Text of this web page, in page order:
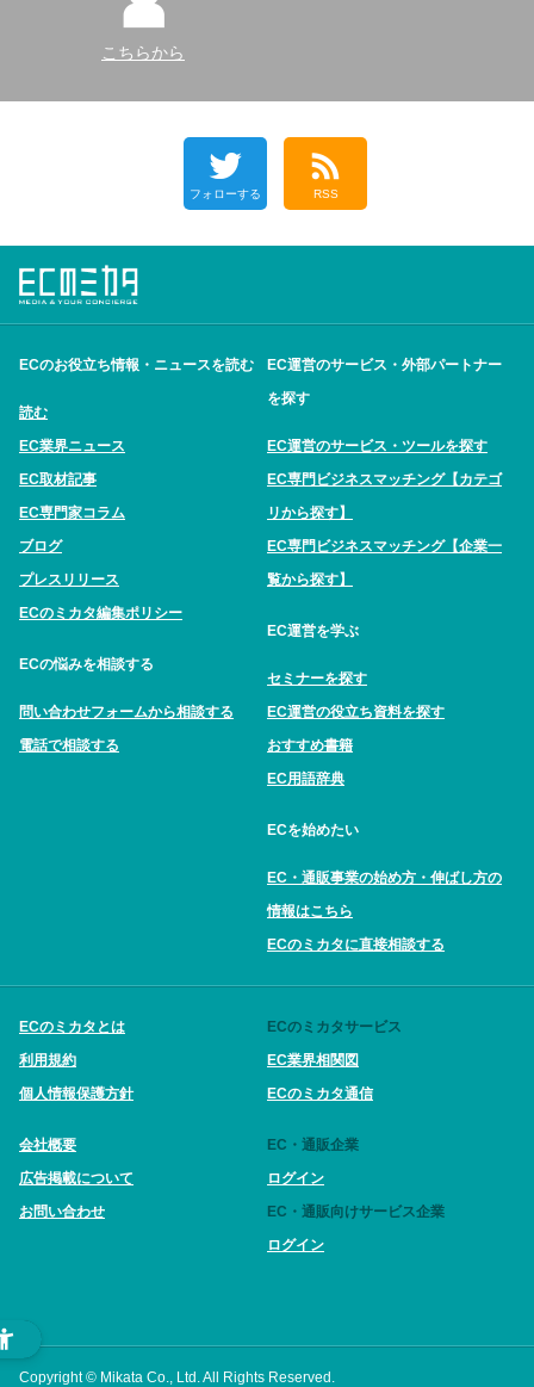
こちらから
フォローする RSS
ECのお役立ち情報・ニュースを読む
読む
EC業界ニュース
EC取材記事
EC専門家コラム
ブログ
プレスリリース
ECのミカタ編集ポリシー
ECの悩みを相談する
問い合わせフォームから相談する
電話で相談する
EC運営のサービス・外部パートナー
を探す
EC運営のサービス・ツールを探す
EC専門ビジネスマッチング【カテゴ
リから探す】
EC専門ビジネスマッチング【企業一
覧から探す】
EC運営を学ぶ
セミナーを探す
EC運営の役立ち資料を探す
おすすめ書籍
EC用語辞典
ECを始めたい
EC・通販事業の始め方・伸ばし方の
情報はこちら
ECのミカタに直接相談する
ECのミカタとは
利用規約
個人情報保護方針
会社概要
広告掲載について
お問い合わせ
ECのミカタサービス
EC業界相関図
ECのミカタ通信
EC・通販企業
ログイン
EC・通販向けサービス企業
ログイン
Copyright © Mikata Co., Ltd. All Rights Reserved.